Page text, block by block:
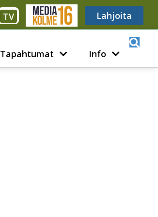
TV Media316 Lahjoita
Tapahtumat Info